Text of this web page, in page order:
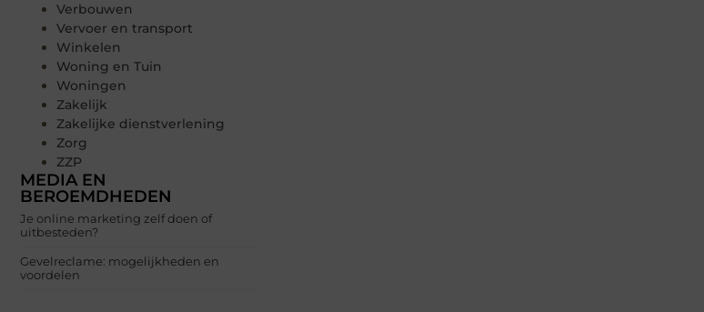
Verbouwen
Vervoer en transport
Winkelen
Woning en Tuin
Woningen
Zakelijk
Zakelijke dienstverlening
Zorg
ZZP
MEDIA EN
BEROEMDHEDEN
Je online marketing zelf doen of
uitbesteden?
Gevelreclame: mogelijkheden en
voordelen